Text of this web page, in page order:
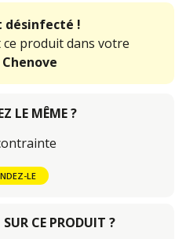
!
produit dans votre
LE MÊME ?
LE
CE PRODUIT ?